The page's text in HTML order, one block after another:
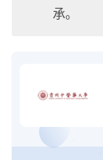
承。